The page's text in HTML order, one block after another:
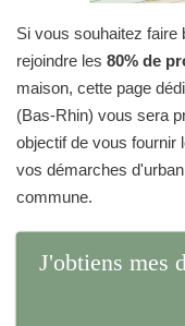
Si vous souhaitez faire
rejoindre les 80% de
maison, cette page
(Bas-Rhin) vous sera
objectif de vous fournir
vos démarches
commune.
J'obtiens mes